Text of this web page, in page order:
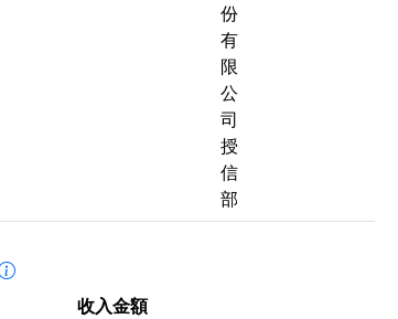
份
有
限
公
司
授
信
部
收入金額